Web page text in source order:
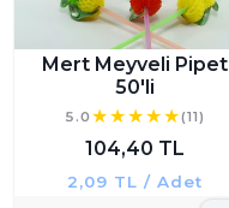
Mert Meyveli Pipet
50'li
5.0 (11)
104,40 TL
2,09 TL / Adet